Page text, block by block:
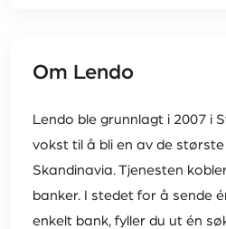
Om Lendo
Lendo ble grunnlagt i 2007 i
vokst til å bli en av de
Skandinavia. Tjenesten
banker. I stedet for å sende
enkelt bank, fyller du ut én